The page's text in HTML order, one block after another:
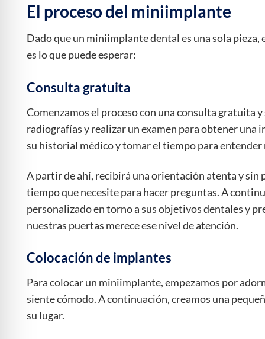
El proceso del miniimplante
Dado que un miniimplante dental es una sola pieza,
es lo que puede esperar:
Consulta gratuita
Comenzamos el proceso con una consulta gratuita
radiografías y realizar un examen para obtener una
su historial médico y tomar el tiempo para
A partir de ahí, recibirá una orientación atenta y sin
tiempo que necesite para hacer preguntas. A
personalizado en torno a sus objetivos dentales y
nuestras puertas merece ese nivel de atención.
Colocación de implantes
Para colocar un miniimplante, empezamos por
siente cómodo. A continuación, creamos una
su lugar.